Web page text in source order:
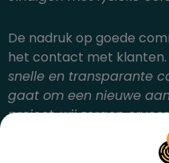
De nadruk op goede
het contact met klanten.
snelle en transparante
gaat om een nieuwe
project, wij zorgen
reageren. Dat schept
zorgt ervoor dat we